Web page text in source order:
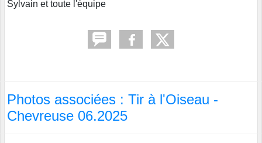
Sylvain et toute l'équipe
Photos associées : Tir à l'Oiseau -
Chevreuse 06.2025